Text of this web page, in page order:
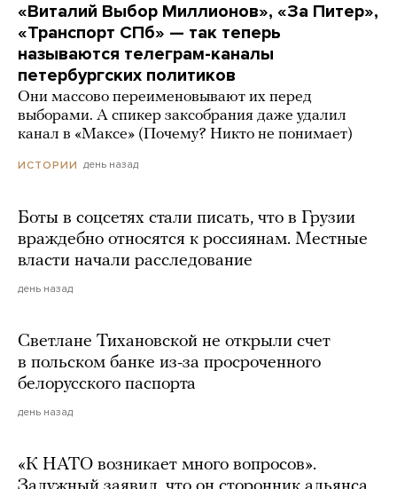
«Виталий Выбор Миллионов», «За Питер»,
«Транспорт СПб» — так теперь
называются телеграм-каналы
петербургских политиков
Они массово переименовывают их перед
выборами. А спикер заксобрания даже удалил
канал в «Максе» (Почему? Никто не понимает)
ИСТОРИИ день назад
Боты в соцсетях стали писать, что в Грузии
враждебно относятся к россиянам. Местные
власти начали расследование
день назад
Светлане Тихановской не открыли счет
в польском банке из-за просроченного
белорусского паспорта
день назад
«К НАТО возникает много вопросов».